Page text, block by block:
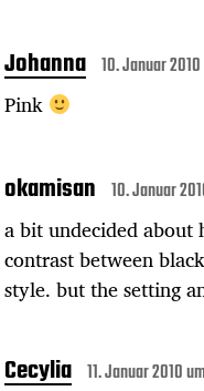
Johanna 10. Januar
Pink
okamisan 10. Januar
a bit undecided
contrast between
style. but the setting
Cecylia 11. Januar 2010